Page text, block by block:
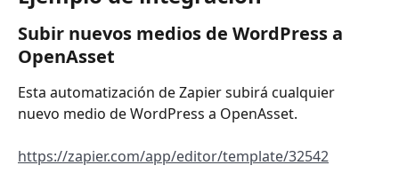
Subir nuevos medios de WordPress a
OpenAsset
Esta automatización de Zapier subirá cualquier
nuevo medio de WordPress a OpenAsset.
https://zapier.com/app/editor/template/32542